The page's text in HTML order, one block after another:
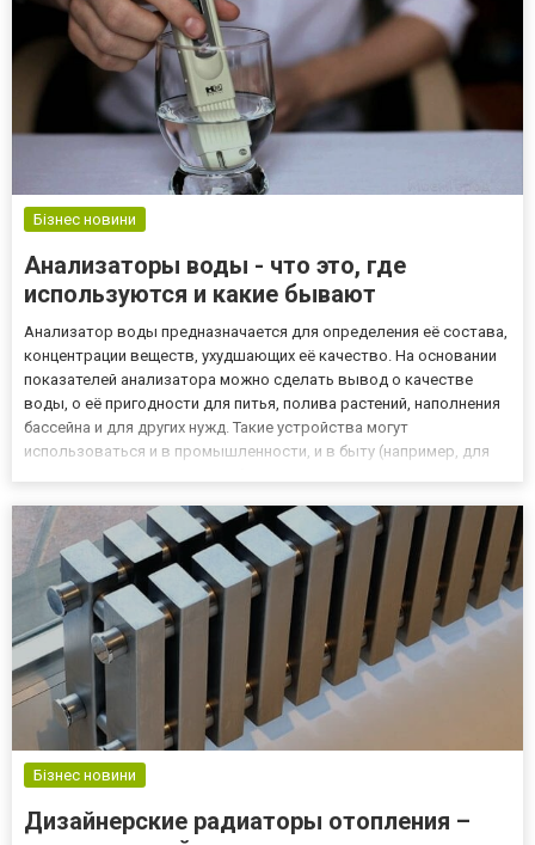
Бізнес новини
Анализаторы воды - что это, где
используются и какие бывают
Анализатор воды предназначается для определения её состава,
концентрации веществ, ухудшающих её качество. На основании
показателей анализатора можно сделать вывод о качестве
воды, о её пригодности для питья, полива растений, наполнения
бассейна и для других нужд. Такие устройства могут
использоваться и в промышленности, и в быту (например, для
може...
Бізнес новини
Дизайнерские радиаторы отопления –